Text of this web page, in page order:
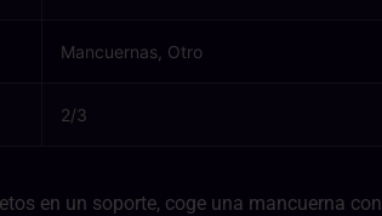
Mancuernas, Otro
2/3
en un soporte, coge una mancuerna con